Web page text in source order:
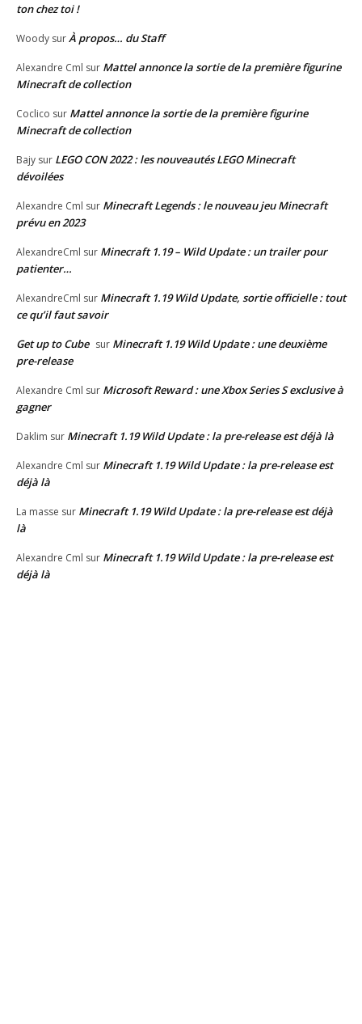
ton chez toi !
Woody surÀ propos… du Staff
Alexandre Cml sur Mattel annonce la sortie de la première figurine
Minecraft de collection
Coclico sur Mattel annonce la sortie de la première figurine
Minecraft de collection
Bajy sur LEGO CON 2022 : les nouveautés LEGO Minecraft
dévoilées
Alexandre Cml sur Minecraft Legends : le nouveau jeu Minecraft
prévu en 2023
AlexandreCml sur Minecraft 1.19 – Wild Update : un trailer pour
patienter…
AlexandreCml sur Minecraft 1.19 Wild Update, sortie officielle : tout
ce qu’il faut savoir
Get up to Cube sur Minecraft 1.19 Wild Update : une deuxième
pre-release
Alexandre Cml sur Microsoft Reward : une Xbox Series S exclusive à
gagner
Daklim sur Minecraft 1.19 Wild Update : la pre-release est déjà là
Alexandre Cml sur Minecraft 1.19 Wild Update : la pre-release est
déjà là
La masse sur Minecraft 1.19 Wild Update : la pre-release est déjà
là
Alexandre Cml sur Minecraft 1.19 Wild Update : la pre-release est
déjà là